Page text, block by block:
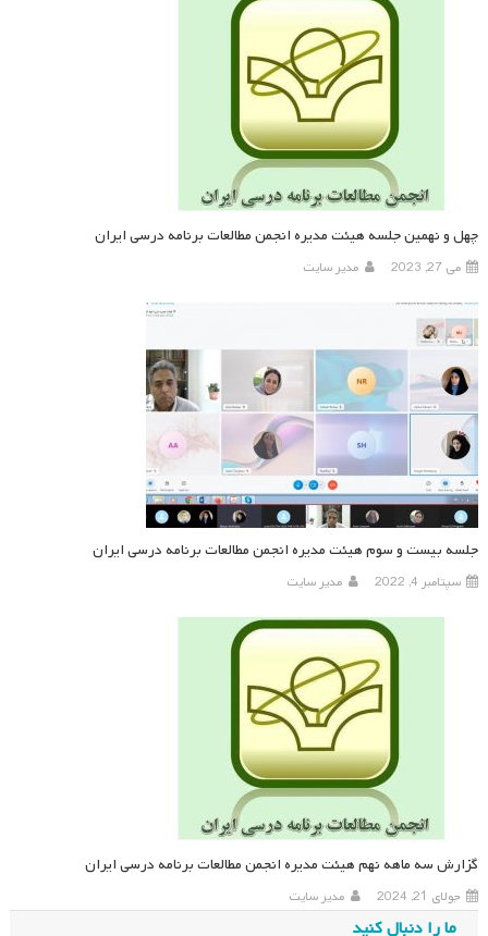
چهل و نهمین جلسه هیئت مدیره انجمن مطالعات برنامه درسی ایران
می 27, 2023 مدیر سایت
جلسه بیست و سوم هیئت مدیره انجمن مطالعات برنامه درسی ایران
سپتامبر 4, 2022 مدیر سایت
گزارش سه ماهه نهم هیئت مدیره انجمن مطالعات برنامه درسی ایران
جولای 21, 2024 مدیر سایت
ما را دنبال کنید